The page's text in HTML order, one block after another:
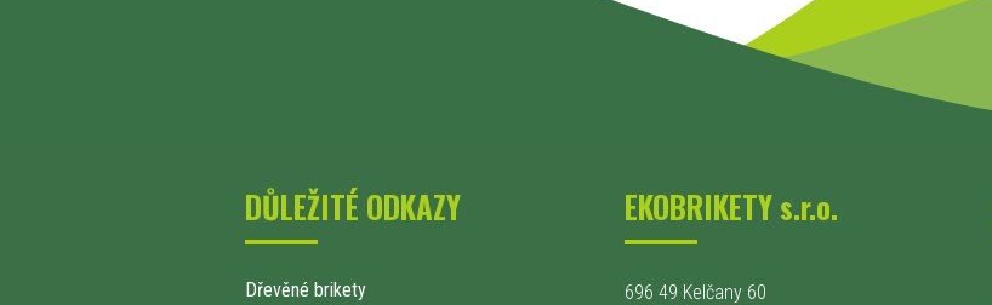
DŮLEŽITÉ ODKAZY
Dřevěné brikety
EKOBRIKETY s.r.o.
696 49 Kelčany 60